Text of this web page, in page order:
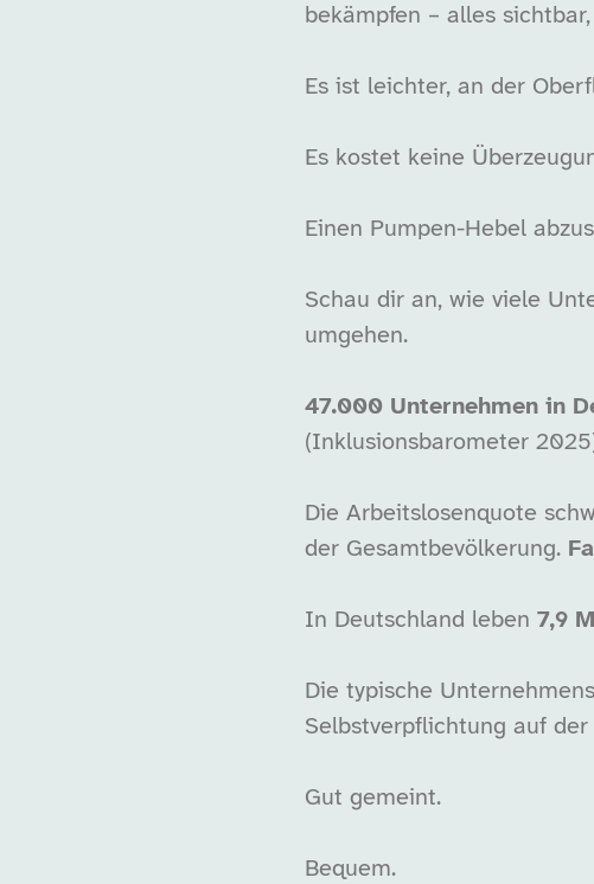
bekämpfen – alles
Es ist leichter, an der
Es kostet keine
Einen Pumpen-Hebel
Schau dir an, wie viele
umgehen.
47.000 Unternehmen in
(Inklusionsbarometer
Die Arbeitslosenquote
der Gesamtbevölkerung.
In Deutschland leben 7,9
Die typische
Selbstverpflichtung auf
Gut gemeint.
Bequem.